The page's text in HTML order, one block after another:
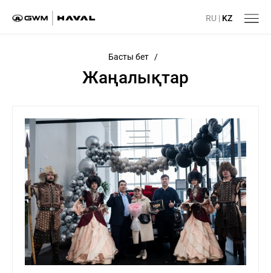
RU | KZ
Басты бет /
Жаңалықтар